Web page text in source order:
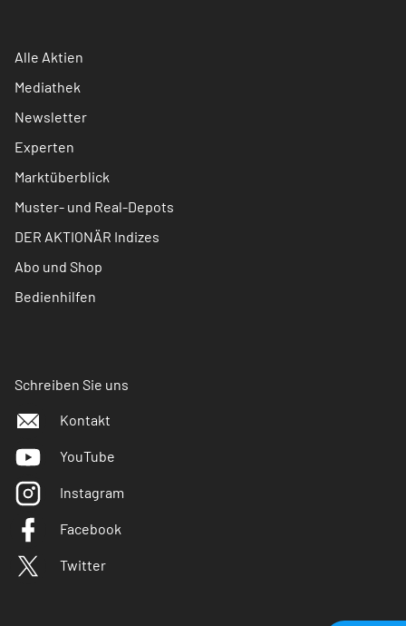
Alle Aktien
Mediathek
Newsletter
Experten
Marktüberblick
Muster- und Real-Depots
DER AKTIONÄR Indizes
Abo und Shop
Bedienhilfen
Schreiben Sie uns
Kontakt
YouTube
Instagram
Facebook
Twitter